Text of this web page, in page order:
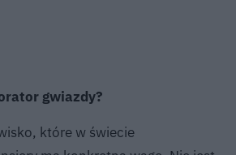
gwiazdy?
które w świecie